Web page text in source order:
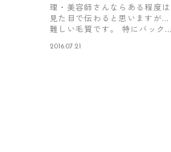
理・美容師さんならある程度は
見た目で伝わると思いますが…
難しい毛質です。 特にバック
2016.07.21